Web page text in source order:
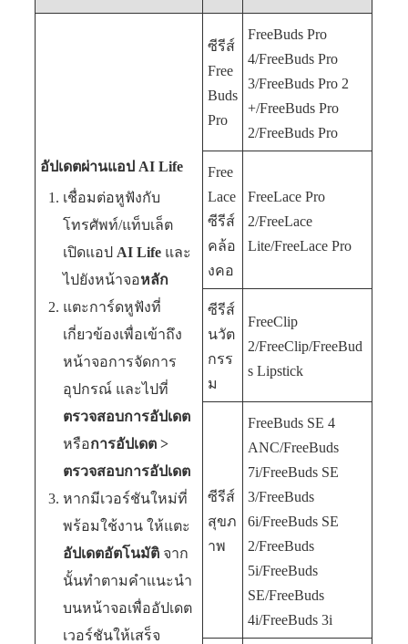
อัปเดตผ่านแอป AI Life
เชื่อมต่อหูฟังกับ
โทรศัพท์/แท็บเล็ต
เปิดแอป AI Life และ
ไปยังหน้าจอหลัก
แตะการ์ดหูฟังที่
เกี่ยวข้องเพื่อเข้าถึง
หน้าจอการจัดการ
อุปกรณ์ และไปที่
ตรวจสอบการอัปเดต
หรือการอัปเดต >
ตรวจสอบการอัปเดต
หากมีเวอร์ชันใหม่ที่
พร้อมใช้งาน ให้แตะ
อัปเดตอัตโนมัติ จาก
นั้นทำตามคำแนะนำ
บนหน้าจอเพื่ออัปเดต
เวอร์ชันให้เสร็จ
ซีรีส์
Free
Buds
Pro
FreeBuds Pro
4/FreeBuds Pro
3/FreeBuds Pro 2
+/FreeBuds Pro
2/FreeBuds Pro
Free
Lace
ซีรีส์
คล้อ
งคอ
FreeLace Pro
2/FreeLace
Lite/FreeLace Pro
ซีรีส์
นวัต
กรร
ม
FreeClip
2/FreeClip/FreeBud
s Lipstick
ซีรีส์
สุขภ
าพ
FreeBuds SE 4
ANC/FreeBuds
7i/FreeBuds SE
3/FreeBuds
6i/FreeBuds SE
2/FreeBuds
5i/FreeBuds
SE/FreeBuds
4i/FreeBuds 3i